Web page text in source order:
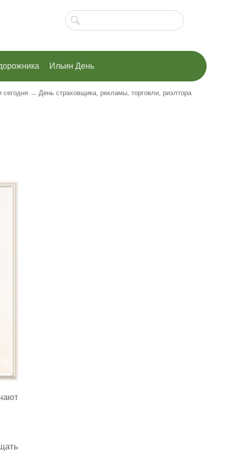
Ильин День
сегодня → День страховщика, рекламы, торговли, риэлтора